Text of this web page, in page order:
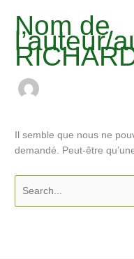
Nom de
l’auteur/
Il semble que nous ne
demandé. Peut-être